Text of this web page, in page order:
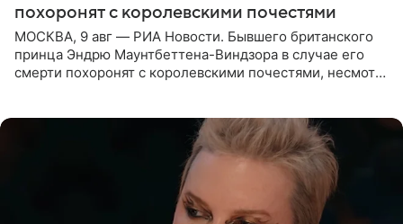
похоронят с королевскими почестями
МОСКВА, 9 авг — РИА Новости. Бывшего британского
принца Эндрю Маунтбеттена-Виндзора в случае его
смерти похоронят с королевскими почестями, несмотря